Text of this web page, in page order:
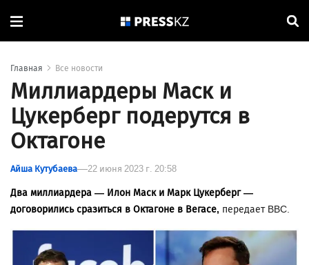
Главная Все новости
Миллиардеры Маск и
Цукерберг подерутся в
Октагоне
Айша Кутубаева 22 июня 2023 г. 20:58
Два миллиардера — Илон Маск и Марк Цукерберг —
договорились сразиться в Октагоне в Вегасе, передает BBC.